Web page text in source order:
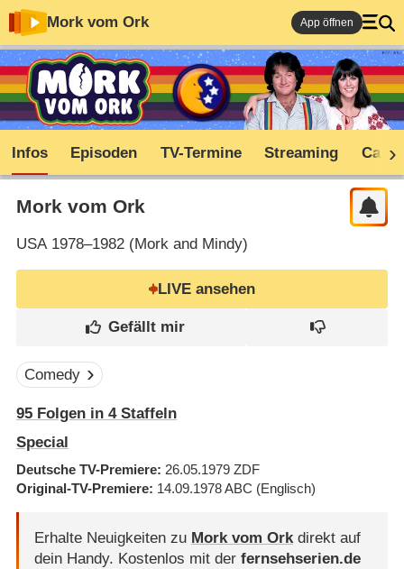
Mork vom Ork App öffnen
Infos Episoden TV-Termine Streaming Cast
Mork vom Ork
USA1978–1982 (Mork and Mindy)
LIVE ansehen
Comedy
95Folgen in 4Staffeln
Special
Deutsche TV-Premiere 26.05.1979 ZDF
Original-TV-Premiere 14.09.1978ABC (Englisch)
Erhalte Neuigkeiten zu Mork vom Orkdirekt auf
dein Handy. Kostenlos mit der fernsehserien.de